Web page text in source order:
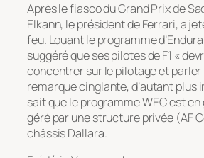
Après le fiasco du Grand Prix de
Elkann, le président de Ferrari, a
feu. Louant le programme
suggéré que ses pilotes de F1 «
concentrer sur le pilotage et parler
remarque cinglante, d’autant plus
sait que le programme WEC est
géré par une structure privée (AF
châssis Dallara.